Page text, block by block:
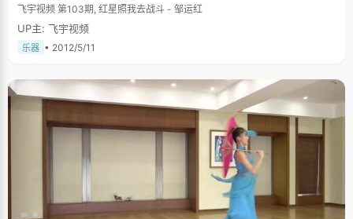
飞宇视频 第103期, 红星照我去战斗 - 邹运红
UP主: 飞宇视频
乐器 • 2012/5/11